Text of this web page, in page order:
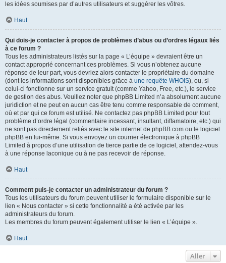
les idées soumises par d’autres utilisateurs et suggérer les vôtres.
Haut
Qui dois-je contacter à propos de problèmes d’abus ou d’ordres légaux liés
à ce forum ?
Tous les administrateurs listés sur la page « L’équipe » devraient être un
contact approprié concernant ces problèmes. Si vous n’obtenez aucune
réponse de leur part, vous devriez alors contacter le propriétaire du domaine
(dont les informations sont disponibles grâce à une requête WHOIS), ou, si
celui-ci fonctionne sur un service gratuit (comme Yahoo, Free, etc.), le service
de gestion des abus. Veuillez noter que phpBB Limited n’a absolument aucune
juridiction et ne peut en aucun cas être tenu comme responsable de comment,
où et par qui ce forum est utilisé. Ne contactez pas phpBB Limited pour tout
problème d’ordre légal (commentaire incessant, insultant, diffamatoire, etc.) qui
ne sont pas directement reliés avec le site internet de phpBB.com ou le logiciel
phpBB en lui-même. Si vous envoyez un courrier électronique à phpBB
Limited à propos d’une utilisation de tierce partie de ce logiciel, attendez-vous
à une réponse laconique ou à ne pas recevoir de réponse.
Haut
Comment puis-je contacter un administrateur du forum ?
Tous les utilisateurs du forum peuvent utiliser le formulaire disponible sur le
lien « Nous contacter » si cette fonctionnalité a été activée par les
administrateurs du forum.
Les membres du forum peuvent également utiliser le lien « L’équipe ».
Haut
Aller